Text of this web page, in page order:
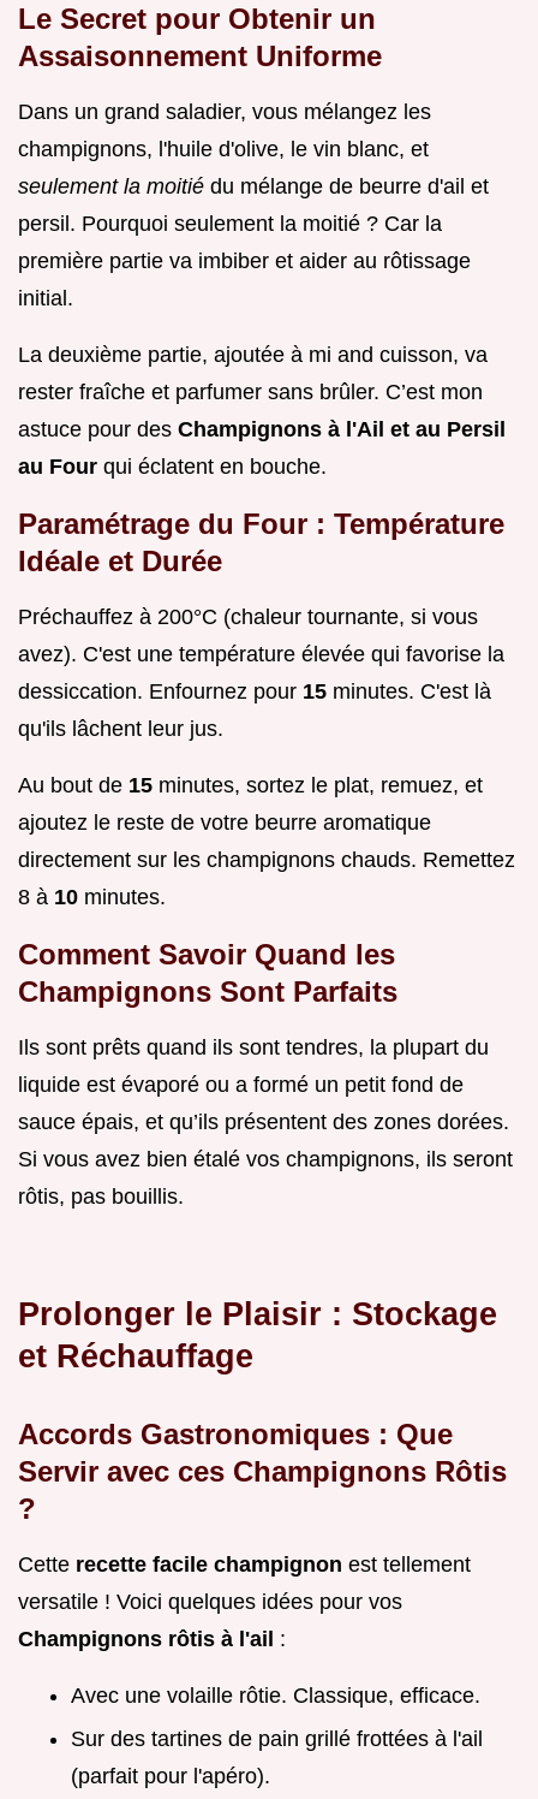
Le Secret pour Obtenir un
Assaisonnement Uniforme
Dans un grand saladier, vous mélangez les
champignons, l'huile d'olive, le vin blanc, et
seulement la moitié du mélange de beurre d'ail et
persil. Pourquoi seulement la moitié ? Car la
première partie va imbiber et aider au rôtissage
initial.
La deuxième partie, ajoutée à mi and cuisson, va
rester fraîche et parfumer sans brûler. C’est mon
astuce pour des Champignons à l'Ail et au Persil
au Four qui éclatent en bouche.
Paramétrage du Four : Température
Idéale et Durée
Préchauffez à 200°C (chaleur tournante, si vous
avez). C'est une température élevée qui favorise la
dessiccation. Enfournez pour 15 minutes. C'est là
qu'ils lâchent leur jus.
Au bout de 15 minutes, sortez le plat, remuez, et
ajoutez le reste de votre beurre aromatique
directement sur les champignons chauds. Remettez
8 à 10 minutes.
Comment Savoir Quand les
Champignons Sont Parfaits
Ils sont prêts quand ils sont tendres, la plupart du
liquide est évaporé ou a formé un petit fond de
sauce épais, et qu’ils présentent des zones dorées.
Si vous avez bien étalé vos champignons, ils seront
rôtis, pas bouillis.
Prolonger le Plaisir : Stockage
et Réchauffage
Accords Gastronomiques : Que
Servir avec ces Champignons Rôtis
?
Cette recette facile champignon est tellement
versatile ! Voici quelques idées pour vos
Champignons rôtis à l'ail :
Avec une volaille rôtie. Classique, efficace.
Sur des tartines de pain grillé frottées à l'ail
(parfait pour l'apéro).